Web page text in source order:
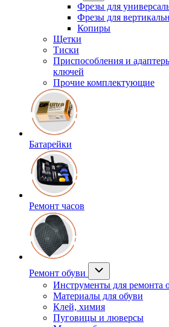
Фрезы для
Фрезы для
Копиры
Щетки
Тиски
Приспособления и
ключей
Прочие комплектующие
Батарейки
Ремонт часов
Ремонт обуви
Инструменты для ремонта
Материалы для обуви
Клей, химия
Пуговицы и люверсы